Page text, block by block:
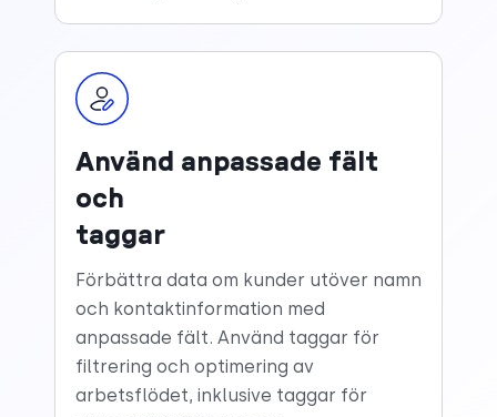
Använd anpassade fält
och
taggar
Förbättra data om kunder utöver namn
och kontaktinformation med
anpassade fält. Använd taggar för
filtrering och optimering av
arbetsflödet, inklusive taggar för